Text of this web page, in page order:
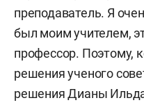
преподаватель. Я
был моим учителем,
профессор. Поэтому,
решения ученого
решения Дианы